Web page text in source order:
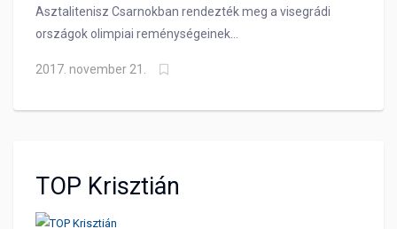
Asztalitenisz Csarnokban rendezték meg a visegrádi
országok olimpiai reménységeinek
2017. november 21.
TOP Krisztián